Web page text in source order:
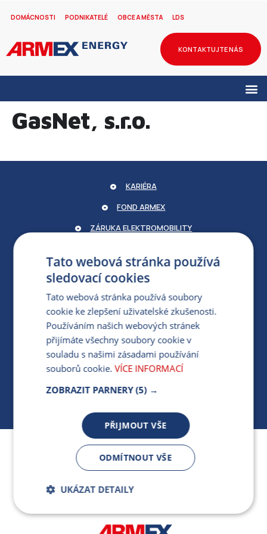
DOMÁCNOSTI PODNIKATELÉ OBCE A MĚSTA LDS
KONTAKTUJTE NÁS
GasNet, s.r.o.
Jsme součástí skupiny ARMEX a členem Asociace
nezávislých dodavatelů energií.
KARIÉRA
FOND ARMEX
ZÁRUKA ELEKTROMOBILITY
PRO MÉDIA
MÁM DOTAZ KE STÁVAJÍCÍ SMLOUVĚ
412 154 154
PO-PÁ 7:30-17:00
Tato webová stránka používá
sledovací cookies
Tato webová stránka používá soubory
cookie ke zlepšení uživatelské zkušenosti.
Používáním našich webových stránek
přijímáte všechny soubory cookie v
souladu s našimi zásadami používání
souborů cookie. VÍCE INFORMACÍ
ZOBRAZIT PARNERY (5) →
PŘIJMOUT VŠE
ODMÍTNOUT VŠE
UKÁZAT DETAILY
Bezpodmínečně
nutné soubory
Výkonnostní